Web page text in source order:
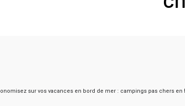
sur vos vacances en bord de mer : campings pas chers en